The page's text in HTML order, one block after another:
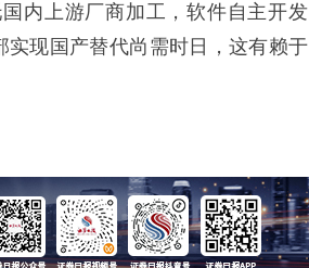
内上游厂商加工，软件自主开发
现国产替代尚需时日，这有赖于